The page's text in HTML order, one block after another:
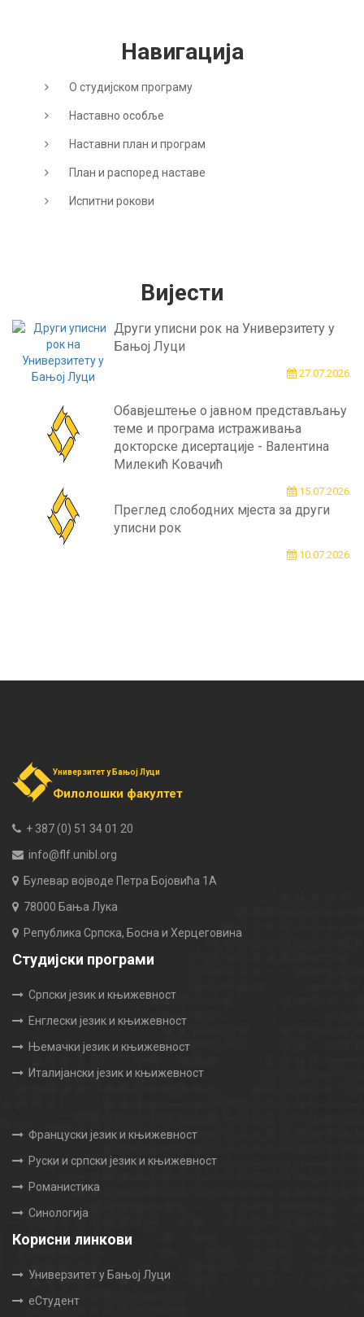
Навигација
О студијском програму
Наставно особље
Наставни план и програм
План и распоред наставе
Испитни рокови
Вијести
Други уписни рок на Универзитету у
Бањој Луци
27.07.2026.
Обавјештење о јавном представљању
теме и програма истраживања
докторске дисертације - Валентина
Милекић Ковачић
15.07.2026.
Преглед слободних мјеста за други
уписни рок
10.07.2026.
Универзитет у Бањој Луци
Филолошки факултет
+ 387 (0) 51 34 01 20
info@flf.unibl.org
Булевар војводе Петра Бојовића 1А
78000 Бања Лука
Република Српска, Босна и Херцеговина
Студијски програми
Српски језик и књижевност
Енглески језик и књижевност
Њемачки језик и књижевност
Италијански језик и књижевност
Француски језик и књижевност
Руски и српски језик и књижевност
Романистика
Синологија
Корисни линкови
Универзитет у Бањој Луци
еСтудент